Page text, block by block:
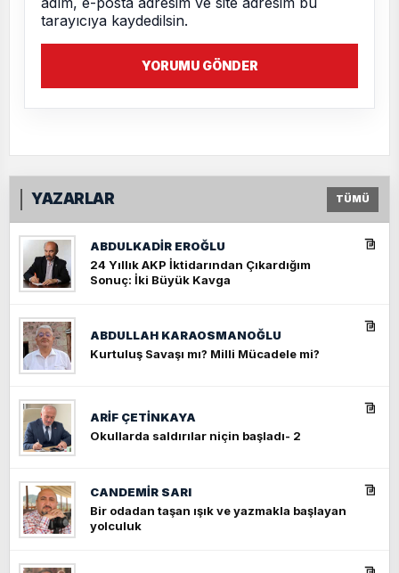
tarayıcıya kaydedilsin.
YORUMU GÖNDER
YAZARLAR TÜMÜ
ABDULKADIR EROĞLU
24 Yıllık AKP İktidarından Çıkardığım
Sonuç: İki Büyük Kavga
ABDULLAH KARAOSMANOĞLU
Kurtuluş Savaşı mı? Milli Mücadele mi?
ARIF ÇETİNKAYA
Okullarda saldırılar niçin başladı- 2
CANDEMIR SARI
Bir odadan taşan ışık ve yazmakla başlayan
yolculuk